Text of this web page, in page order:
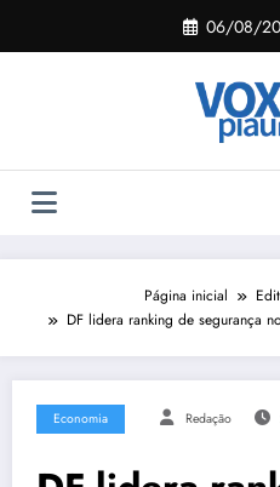
o
06/08/
Página inicial
DF lidera ranking de segurança
Economia Redação